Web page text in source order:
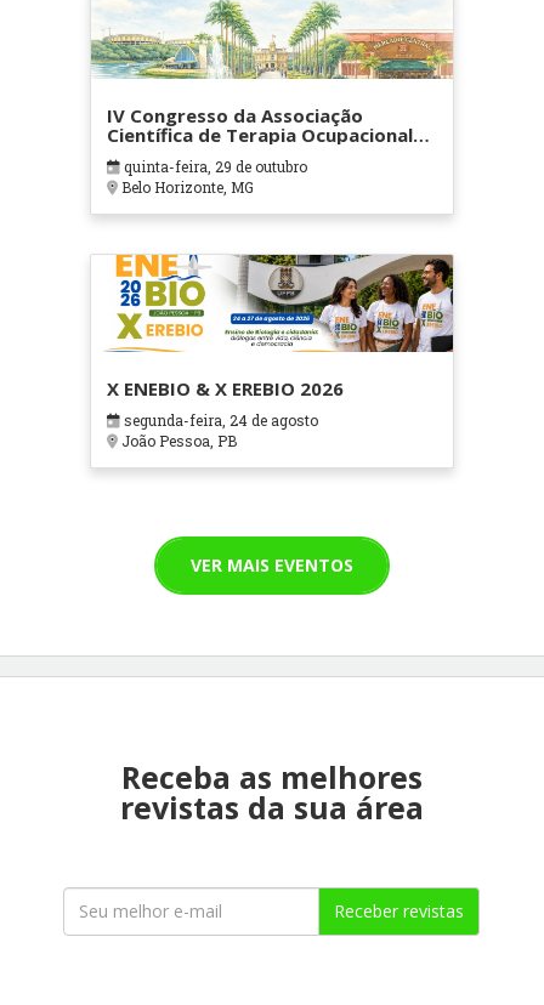
IV Congresso da Associação
Científica de Terapia Ocupacional
em Contextos Hospitalares e
Cuidados Paliativos - ATOHOSP
quinta-feira, 29 de outubro
Belo Horizonte, MG
X ENEBIO & X EREBIO 2026
segunda-feira, 24 de agosto
João Pessoa, PB
VER MAIS EVENTOS
Receba as melhores
revistas da sua área
Receber revistas